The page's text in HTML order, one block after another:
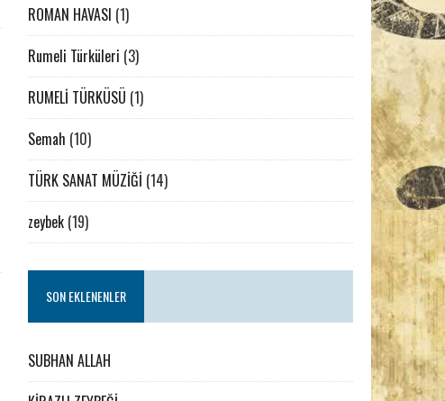
ROMAN HAVASI (1)
Rumeli Türküleri (3)
RUMELİ TÜRKÜSÜ (1)
Semah (10)
TÜRK SANAT MÜZİĞİ (14)
zeybek(19)
SON EKLENENLER
SUBHAN ALLAH